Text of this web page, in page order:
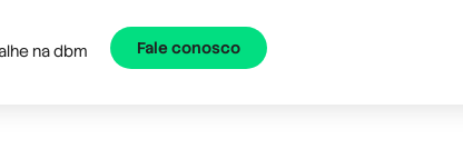
na dbm Fale conosco